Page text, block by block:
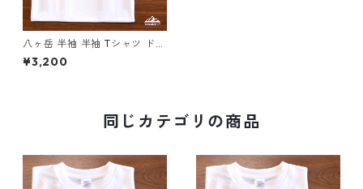
八ヶ岳 半袖 半袖 Tシャツ ドラ
イ 吸水速乾 山 登山 アウトド
ア 山Tシャツ 山のイラスト
¥3,200
同じカテゴリの商品